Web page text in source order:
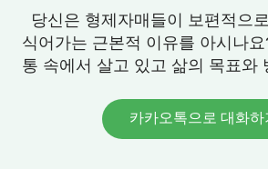
예수의 사역은 또 다른 사역으로
냐? 여호와의 이름이 예수로 바뀔
이름도 바뀔 수 있지 않겠느냐?
게 느낄 뿐이다. 하나님은 어디까
그의 사역이 어떻게 변하든, 그의
당신은 형제자매들이 보편적으
식어가는 근본적 이유를 아시나
통 속에서 살고 있고 삶의 목표와
카카오톡으로 대화하